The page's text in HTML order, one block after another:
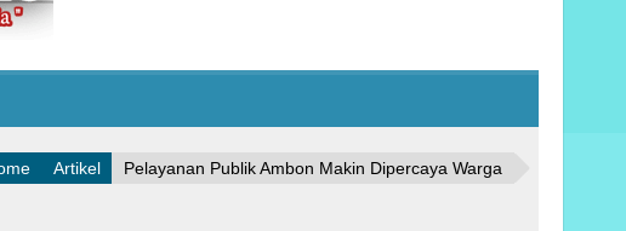
Artikel Pelayanan Publik Ambon Makin Dipercaya Warga